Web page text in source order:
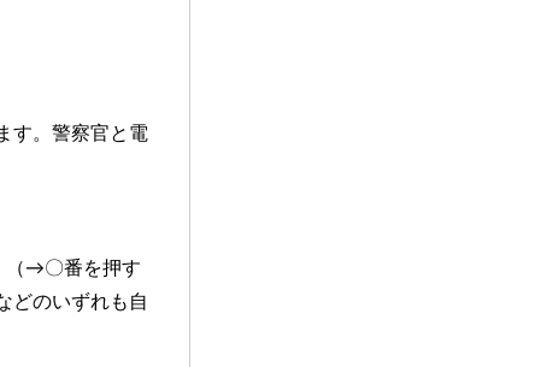
す。警察官と電
（→〇番を押す
どのいずれも自